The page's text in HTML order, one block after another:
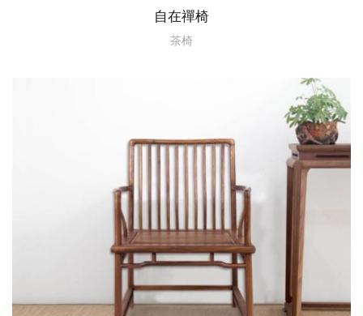
自在禪椅
茶椅